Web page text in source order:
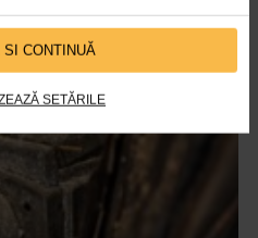
CONTINUĂ
SETĂRILE
al copiilor